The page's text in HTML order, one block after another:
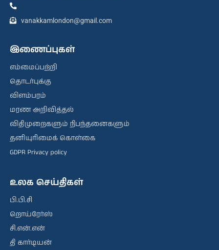
vanakkamlondon@gmail.com
இணைப்புகள்
எம்மைப்பற்றி
தொடர்புக்கு
விளம்பரம்
மரண அறிவித்தல்
விதிமுறைகளும் நிபந்தனைகளும்
தனியுரிமைக் கொள்கை
GDPR Privacy policy
உலக செய்திகள்
பி.பி.சி
றொய்ரேர்ஸ்
சி.என்.என்
தி கார்டியன்